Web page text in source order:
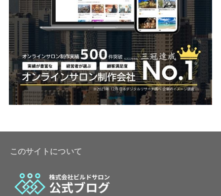
このサイトについて